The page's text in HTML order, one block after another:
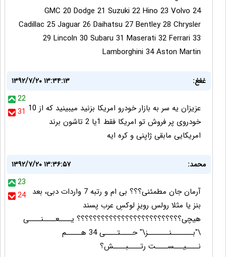
GMC 20 Dodge 21 Suzuki 22 Hino 23 Volvo 24
Cadillac 25 Jaguar 26 Daihatsu 27 Bentley 28 Chrysler
29 Lincoln 30 Subaru 31 Maserati 32 Ferrari 33
Lamborghini 34 Aston Martin
غغغ:
۱۳۹۲/۷/۲۰ ۱۳:۳۴:۱۳
22
31 عزیزان یه سر به بازار خودرو امریکا بزنید میبینید که از 10
خودروی پر فروش تو امریکا فقط 1یا 2 تاشون برند
امریکایی مابقی ژاپنی و کره ایه
محمد:
۱۳۹۲/۷/۲۰ ۱۳:۳۶:۵۷
23
24
آرمان جان مطمئنی؟؟؟ بی ام و رتبه 7 واردات دبی، بعد
بنز یا مثلا رولس رویزِ لوکسِ عرب پسند
هیچی؟؟؟؟؟؟؟؟؟؟؟؟؟؟؟؟؟؟؟؟؟؟؟؟؟؟ یــــعــــنــــی
\"بـــــــنـــــــز\" حــــتــــی 34 هـــــم
نــــیـــســــت رتــــبــــش؟